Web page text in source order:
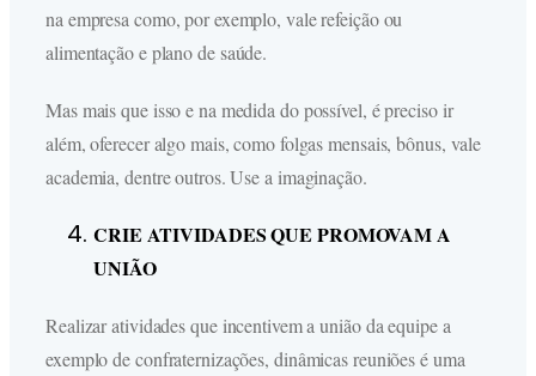
na empresa como, por exemplo, vale refeição ou
alimentação e plano de saúde.
Mas mais que isso e na medida do possível, é preciso ir
além, oferecer algo mais, como folgas mensais, bônus, vale
academia, dentre outros. Use a imaginação.
CRIE ATIVIDADES QUE PROMOVAM A
UNIÃO
Realizar atividades que incentivem a união da equipe a
exemplo de confraternizações, dinâmicas reuniões é uma